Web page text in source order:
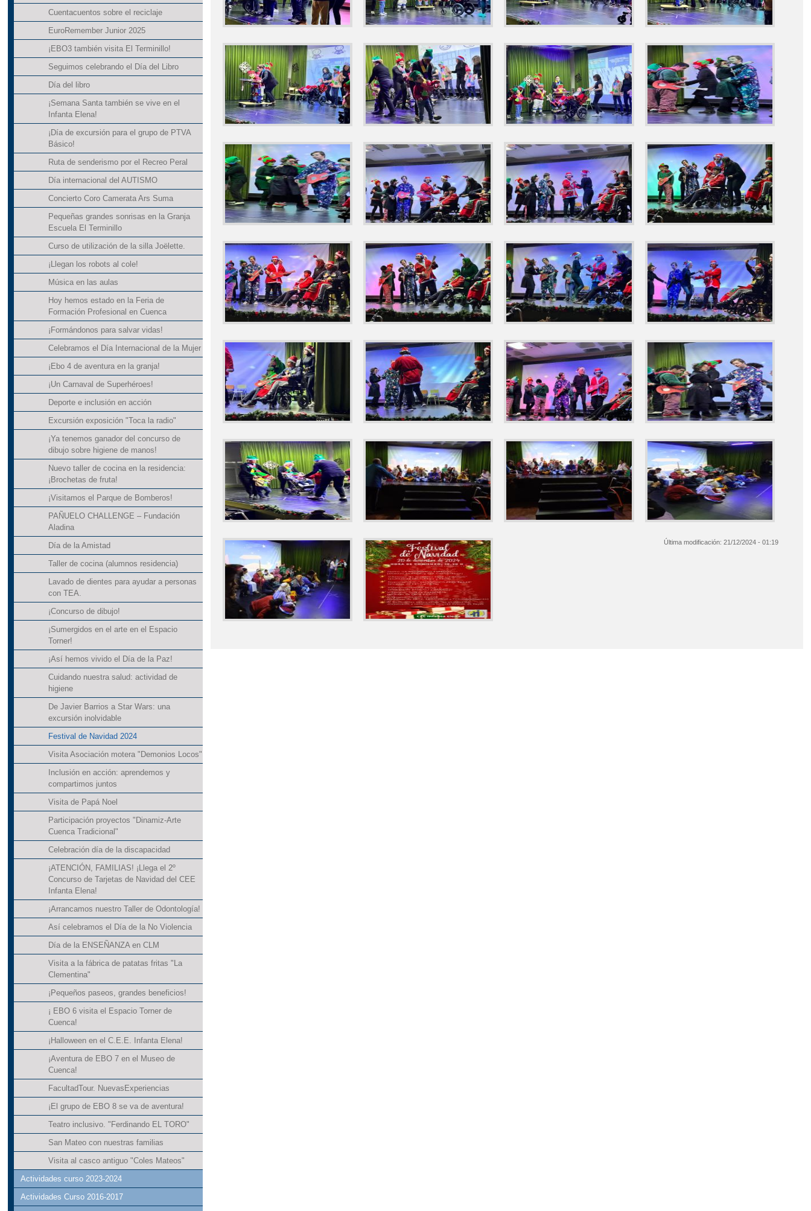
Cuentacuentos sobre el reciclaje
EuroRemember Junior 2025
¡EBO3 también visita El Terminillo!
Seguimos celebrando el Día del Libro
Día del libro
¡Semana Santa también se vive en el
Infanta Elena!
¡Día de excursión para el grupo de PTVA
Básico!
Ruta de senderismo por el Recreo Peral
Día internacional del AUTISMO
Concierto Coro Camerata Ars Suma
Pequeñas grandes sonrisas en la Granja
Escuela El Terminillo
Curso de utilización de la silla Joëlette.
¡Llegan los robots al cole!
Música en las aulas
Hoy hemos estado en la Feria de
Formación Profesional en Cuenca
¡Formándonos para salvar vidas!
Celebramos el Día Internacional de la Mujer
¡Ebo 4 de aventura en la granja!
¡Un Carnaval de Superhéroes!
Deporte e inclusión en acción
Excursión exposición "Toca la radio"
¡Ya tenemos ganador del concurso de
dibujo sobre higiene de manos!
Nuevo taller de cocina en la residencia:
¡Brochetas de fruta!
¡Visitamos el Parque de Bomberos!
PAÑUELO CHALLENGE – Fundación
Aladina
Día de la Amistad
Taller de cocina (alumnos residencia)
Lavado de dientes para ayudar a personas
con TEA.
¡Concurso de dibujo!
¡Sumergidos en el arte en el Espacio
Torner!
¡Así hemos vivido el Día de la Paz!
Cuidando nuestra salud: actividad de
higiene
De Javier Barrios a Star Wars: una
excursión inolvidable
Festival de Navidad 2024
Visita Asociación motera "Demonios Locos"
Inclusión en acción: aprendemos y
compartimos juntos
Visita de Papá Noel
Participación proyectos "Dinamiz-Arte
Cuenca Tradicional"
Celebración día de la discapacidad
¡ATENCIÓN, FAMILIAS! ¡Llega el 2º
Concurso de Tarjetas de Navidad del CEE
Infanta Elena!
¡Arrancamos nuestro Taller de Odontología!
Así celebramos el Día de la No Violencia
Día de la ENSEÑANZA en CLM
Visita a la fábrica de patatas fritas "La
Clementina"
¡Pequeños paseos, grandes beneficios!
¡ EBO 6 visita el Espacio Torner de
Cuenca!
¡Halloween en el C.E.E. Infanta Elena!
¡Aventura de EBO 7 en el Museo de
Cuenca!
FacultadTour. NuevasExperiencias
¡El grupo de EBO 8 se va de aventura!
Teatro inclusivo. "Ferdinando EL TORO"
San Mateo con nuestras familias
Visita al casco antiguo "Coles Mateos"
Actividades curso 2023-2024
Actividades Curso 2016-2017
Última modificación:21/12/2024 - 01:19